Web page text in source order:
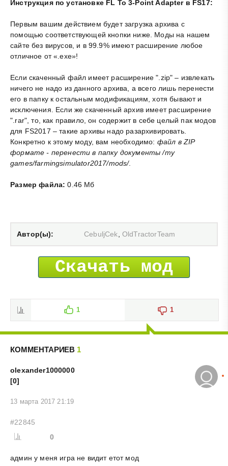
Инструкция по установке FL To 3-Point Adapter в FS17:
Первым вашим действием будет загрузка архива с
помощью соответствующей кнопки ниже. Моды на нашем
сайте без вирусов, и в 99.9% имеют расширение любое
отличное от «.exe»!
Если скаченный файл имеет расширение ".zip" – извлекать
ничего не надо из данного архива, а всего лишь перенести
его в папку к остальным модификациям, хотя бывают и
исключения. Если же скаченный архив имеет расширение
".rar", то, как правило, он содержит в себе целый пак модов
для FS2017 – такие архивы надо разархивировать.
Конкретно к этому моду, вам необходимо: файл в ZIP
формате - перенести в папку документы /my
games/farmingsimulator2017/mods/.
Размер файла: 0.46 Мб
Автор(ы): CebuljCek, OldTractorTeam
Скачать мод
1 1
КОММЕНТАРИЕВ 1
olexander1000000
[0]
13 марта 2017 21:19
#22845
0
админ у меня игра не видит етот мод